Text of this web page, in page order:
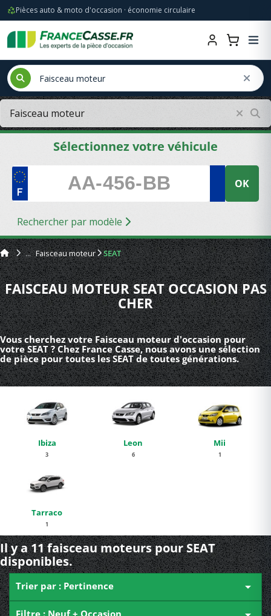
Pièces auto & moto d'occasion · économie circulaire
Sélectionnez votre véhicule
OK
Rechercher par modèle
Faisceau moteur SEAT
FAISCEAU MOTEUR SEAT OCCASION PAS
CHER
Vous cherchez votre Faisceau moteur d'occasion pour
votre SEAT ? Chez France Casse, nous avons une sélection
de pièce pour toutes les SEAT de toutes générations.
Ibiza
3
Leon
6
Mii
1
Tarraco
1
Il y a 11 faisceau moteurs pour SEAT
disponibles.
Trier par : Pertinence 
Filtre : Neuf + Occasion